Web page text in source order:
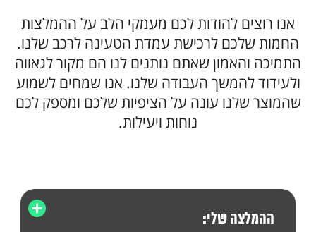
אנו רוצים להודות לכם מעמקי הלב על ההמלצות
החמות שלכם לרכישת עמדת הטעינה לרכב שלנו.
התמיכה והאמון שאתם נותנים לנו הם מקור לגאווה
ולעידוד להמשך העבודה שלנו. אנו שמחים לשמוע
שהמוצר שלנו עונה על הציפיות שלכם ומספק לכם
נוחות ויעילות.
ההמלצה שלי: